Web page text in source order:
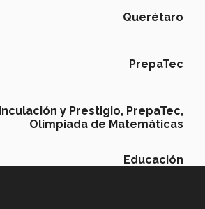
Querétaro
PrepaTec
y Prestigio, PrepaTec,
Olimpiada de Matemáticas
Educación